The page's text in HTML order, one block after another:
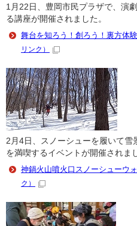
1月22日、豊岡市民プラザで、演
る講座が開催されました。
舞台を知ろう！創ろう！裏方体
リンク）
2月4日、スノーシューを履いて雪
を満喫するイベントが開催されま
神鍋火山噴火口スノーシューウ
ク）